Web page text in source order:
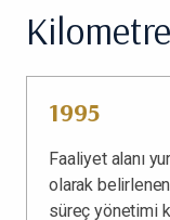
1995
Faaliyet alanı
olarak
süreç yönetimi